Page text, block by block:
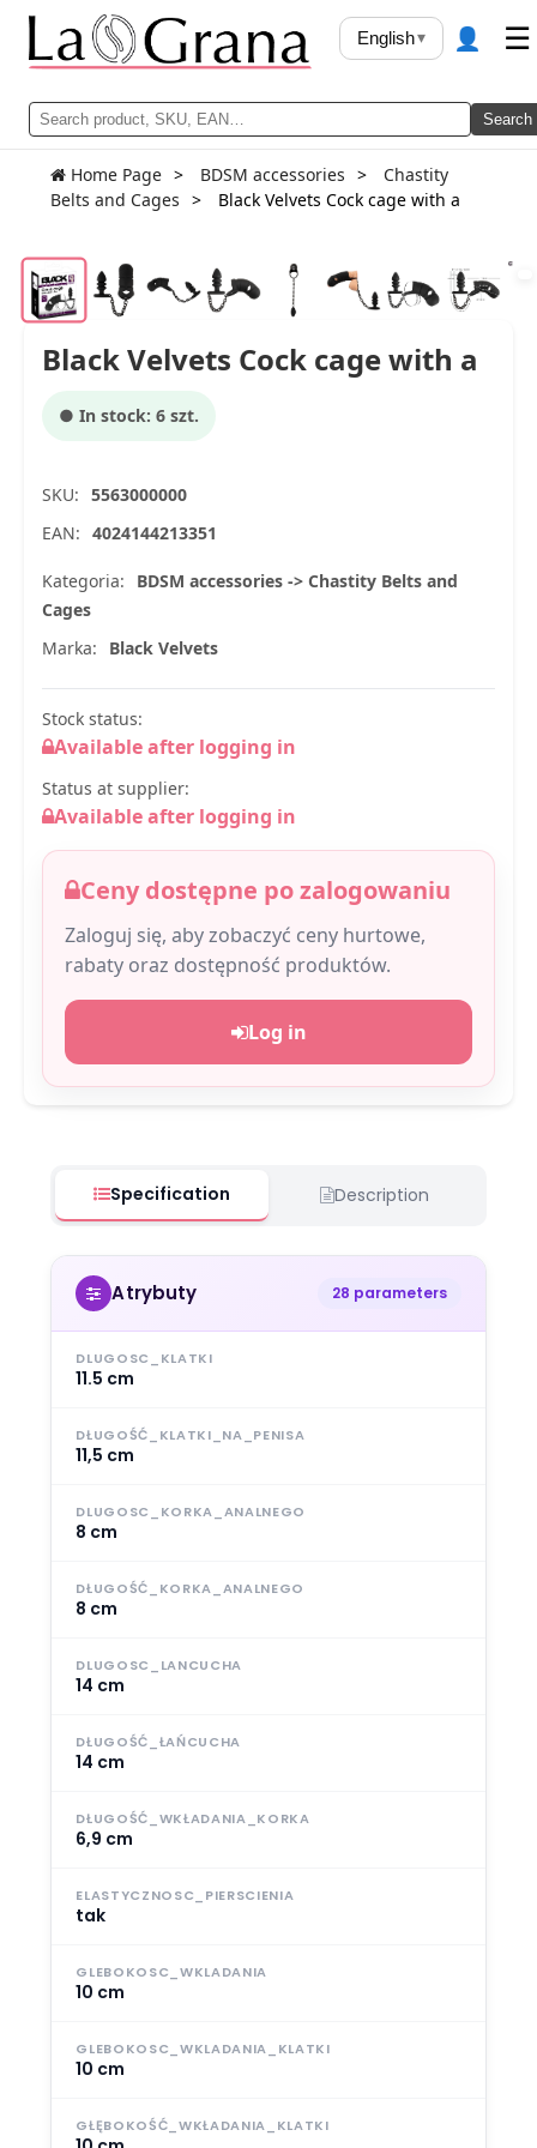
Search
English▾ 👤 ☰
Home Page BDSM accessories
Chastity
Belts and Cages
Black Velvets Cock cage with a
Black Velvets Cock cage with a
● In stock: 6 szt.
SKU: 5563000000
EAN: 4024144213351
Kategoria:
BDSM accessories -> Chastity Belts and
Cages
Marka:
Black Velvets
Stock status:
Available after logging in
Status at supplier:
Available after logging in
Ceny dostępne po zalogowaniu
Zaloguj się, aby zobaczyć ceny hurtowe,
rabaty oraz dostępność produktów.
Log in
Specification Description
Atrybuty 28 parameters
DLUGOSC_KLATKI
11.5 cm
DŁUGOŚĆ_KLATKI_NA_PENISA
11,5 cm
DLUGOSC_KORKA_ANALNEGO
8 cm
DŁUGOŚĆ_KORKA_ANALNEGO
8 cm
DLUGOSC_LANCUCHA
14 cm
DŁUGOŚĆ_ŁAŃCUCHA
14 cm
DŁUGOŚĆ_WKŁADANIA_KORKA
6,9 cm
ELASTYCZNOSC_PIERSCIENIA
tak
GLEBOKOSC_WKLADANIA
10 cm
GLEBOKOSC_WKLADANIA_KLATKI
10 cm
GŁĘBOKOŚĆ_WKŁADANIA_KLATKI